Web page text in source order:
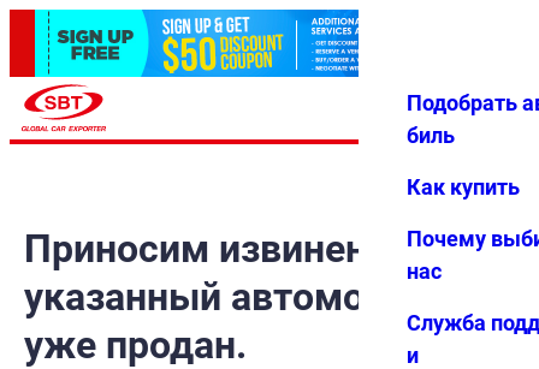
Избранн
Меню
Подобрать
биль
Как купить
Почему
нас
Служба
и
Приносим извинения, но
указанный автомобиль
уже продан.